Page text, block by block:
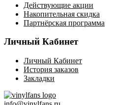
Действующие акции
Накопительная скидка
Партнёрская программа
Личный Кабинет
Личный Кабинет
История заказов
Закладки